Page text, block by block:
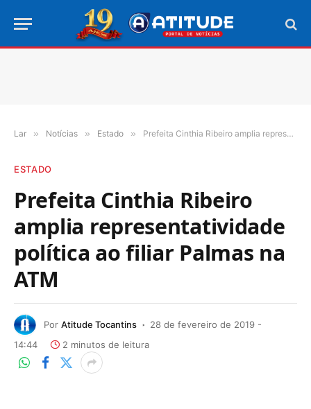
Lar » Notícias » Estado » Prefeita Cinthia Ribeiro amplia representatividade política ao filiar Palmas na ATM
ESTADO
Prefeita Cinthia Ribeiro
amplia representatividade
política ao filiar Palmas na
ATM
Por Atitude Tocantins
28 de fevereiro de 2019 -
14:44
2 minutos de leitura